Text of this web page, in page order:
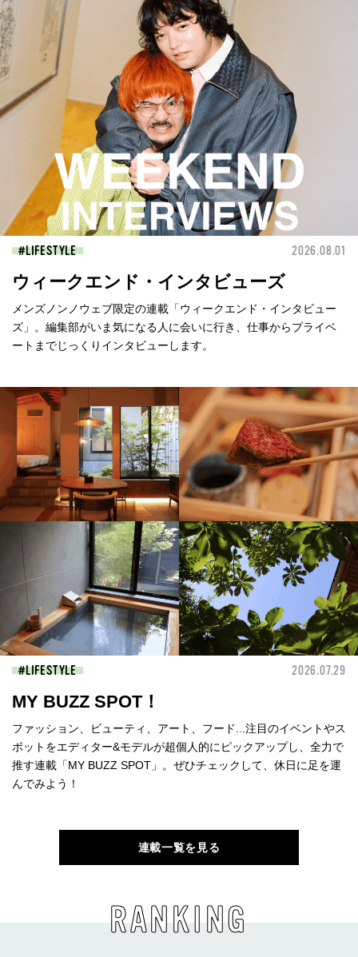
LIFESTYLE 2026.08.01
ウィークエンド・インタビューズ
メンズノンノウェブ限定の連載「ウィークエンド・インタビュー
ズ」。編集部がいま気になる人に会いに行き、仕事からプライベ
ートまでじっくりインタビューします。
LIFESTYLE 2026.07.29
MY BUZZ SPOT！
ファッション、ビューティ、アート、フード...注目のイベントやス
ポットをエディター&モデルが超個人的にピックアップし、全力で
推す連載「MY BUZZ SPOT」。ぜひチェックして、休日に足を運
んでみよう！
連載一覧を見る
RANKING